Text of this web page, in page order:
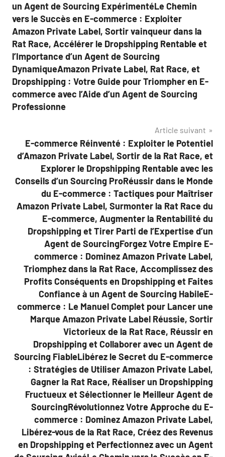
un Agent de Sourcing ExpérimentéLe Chemin
vers le Succès en E-commerce : Exploiter
Amazon Private Label, Sortir vainqueur dans la
Rat Race, Accélérer le Dropshipping Rentable et
l’Importance d’un Agent de Sourcing
DynamiqueAmazon Private Label, Rat Race, et
Dropshipping : Votre Guide pour Triompher en E-
commerce avec l’Aide d’un Agent de Sourcing
Professionne
Article suivant
E-commerce Réinventé : Exploiter le Potentiel
d’Amazon Private Label, Sortir de la Rat Race, et
Explorer le Dropshipping Rentable avec les
Conseils d’un Sourcing ProRéussir dans le Monde
du E-commerce : Tactiques pour Maîtriser
Amazon Private Label, Surmonter la Rat Race du
E-commerce, Augmenter la Rentabilité du
Dropshipping et Tirer Parti de l’Expertise d’un
Agent de SourcingForgez Votre Empire E-
commerce : Dominez Amazon Private Label,
Triomphez dans la Rat Race, Accomplissez des
Profits Conséquents en Dropshipping et Faites
Confiance à un Agent de Sourcing HabileE-
commerce : Le Manuel Complet pour Lancer une
Marque Amazon Private Label Réussie, Sortir
Victorieux de la Rat Race, Réussir en
Dropshipping et Collaborer avec un Agent de
Sourcing FiableLibérez le Secret du E-commerce
: Stratégies de Utiliser Amazon Private Label,
Gagner la Rat Race, Réaliser un Dropshipping
Fructueux et Sélectionner le Meilleur Agent de
SourcingRévolutionnez Votre Approche du E-
commerce : Dominez Amazon Private Label,
Libérez-vous de la Rat Race, Créez des Revenus
en Dropshipping et Perfectionnez avec un Agent